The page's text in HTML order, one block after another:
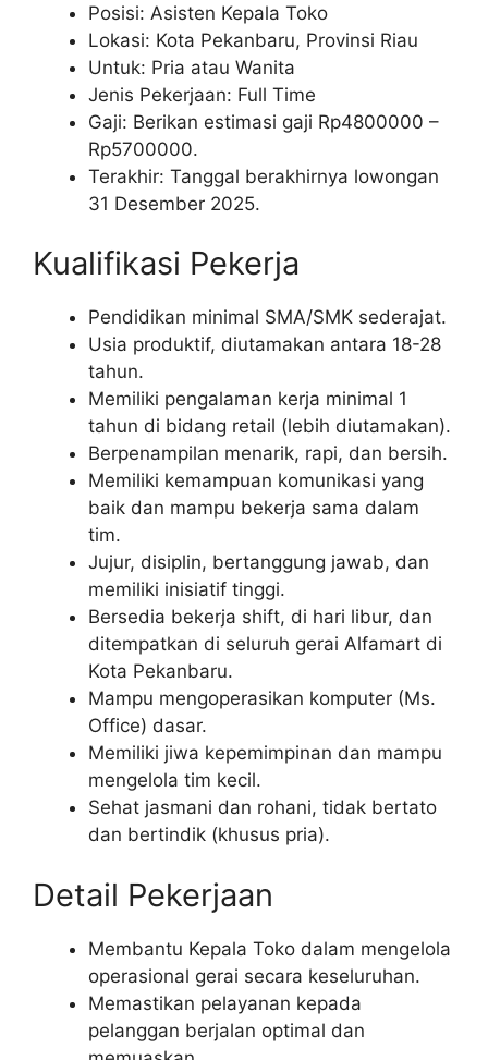
Posisi: Asisten Kepala Toko
Lokasi: Kota Pekanbaru, Provinsi Riau
Untuk: Pria atau Wanita
Jenis Pekerjaan: Full Time
Gaji: Berikan estimasi gaji Rp4800000 –
Rp5700000.
Terakhir: Tanggal berakhirnya lowongan
31 Desember 2025.
Kualifikasi Pekerja
Pendidikan minimal SMA/SMK sederajat.
Usia produktif, diutamakan antara 18-28
tahun.
Memiliki pengalaman kerja minimal 1
tahun di bidang retail (lebih diutamakan).
Berpenampilan menarik, rapi, dan bersih.
Memiliki kemampuan komunikasi yang
baik dan mampu bekerja sama dalam
tim.
Jujur, disiplin, bertanggung jawab, dan
memiliki inisiatif tinggi.
Bersedia bekerja shift, di hari libur, dan
ditempatkan di seluruh gerai Alfamart di
Kota Pekanbaru.
Mampu mengoperasikan komputer (Ms.
Office) dasar.
Memiliki jiwa kepemimpinan dan mampu
mengelola tim kecil.
Sehat jasmani dan rohani, tidak bertato
dan bertindik (khusus pria).
Detail Pekerjaan
Membantu Kepala Toko dalam mengelola
operasional gerai secara keseluruhan.
Memastikan pelayanan kepada
pelanggan berjalan optimal dan